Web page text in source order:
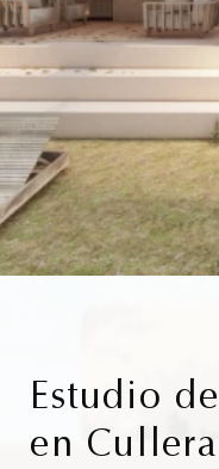
Estudio
en Cullera